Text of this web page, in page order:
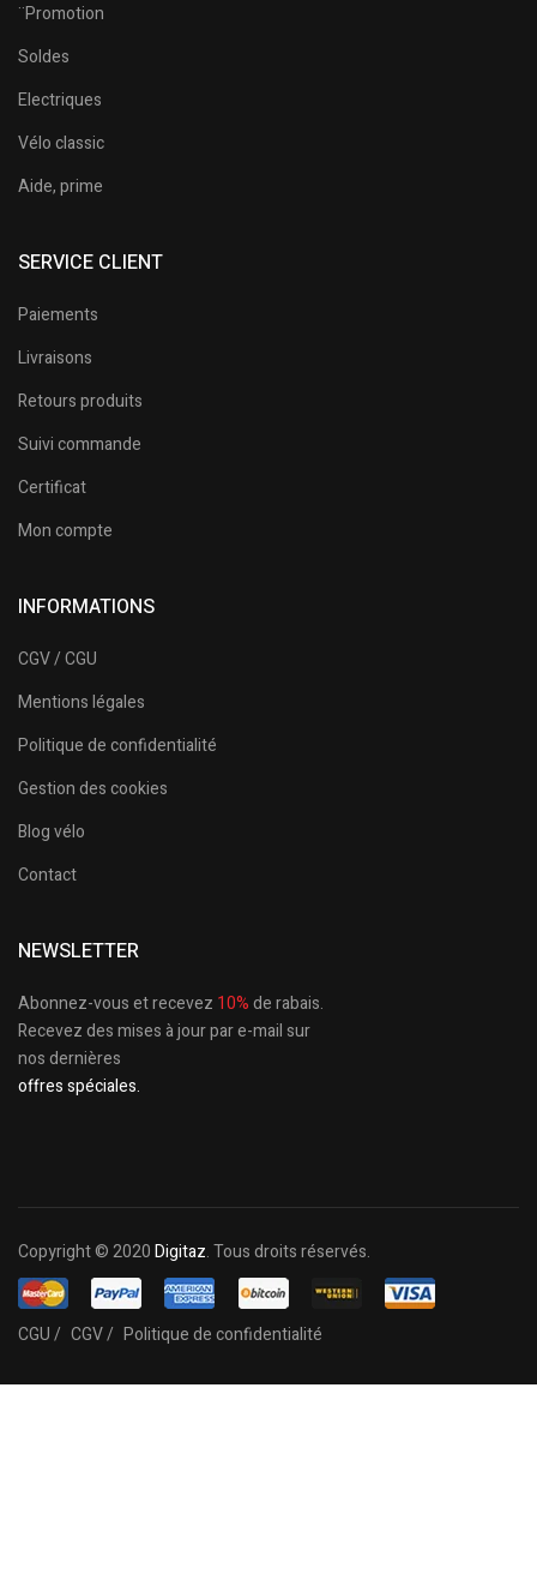
¨Promotion
Soldes
Electriques
Vélo classic
Aide, prime
SERVICE CLIENT
Paiements
Livraisons
Retours produits
Suivi commande
Certificat
Mon compte
INFORMATIONS
CGV / CGU
Mentions légales
Politique de confidentialité
Gestion des cookies
Blog vélo
Contact
NEWSLETTER
Abonnez-vous et recevez 10%de rabais.
Recevez des mises à jour par e-mail sur
nos dernières
offres spéciales.
Copyright © 2020Digitaz. Tous droits réservés.
CGU / CGV / Politique de confidentialité